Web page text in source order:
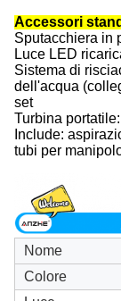
Accessori
Sputacchiera in
Luce LED
Sistema di
dell'acqua
set
Turbina
Include:
tubi per
Nome
Colore